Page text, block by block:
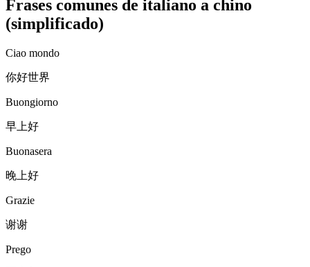
Frases comunes de italiano a chino
(simplificado)
Ciao mondo
你好世界
Buongiorno
早上好
Buonasera
晚上好
Grazie
谢谢
Prego